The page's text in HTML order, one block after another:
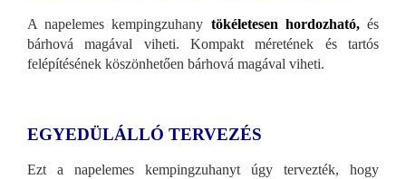
A napelemes kempingzuhany tökéletesen hordozható,és
bárhová magával viheti. Kompakt méretének és tartós
felépítésének köszönhetően bárhová magával viheti.
EGYEDÜLÁLLÓ TERVEZÉS
Ezt a napelemes kempingzuhanyt úgy tervezték, hogy